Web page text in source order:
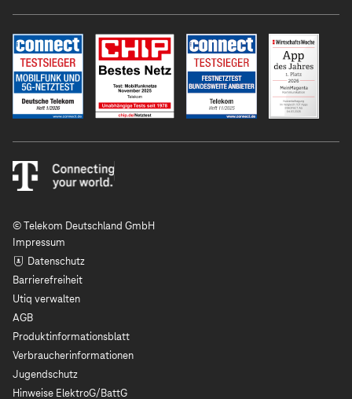
© Telekom Deutschland GmbH
Impressum
Datenschutz
Barrierefreiheit
Utiq verwalten
AGB
Produktinformationsblatt
Verbraucherinformationen
Jugendschutz
Hinweise ElektroG/BattG